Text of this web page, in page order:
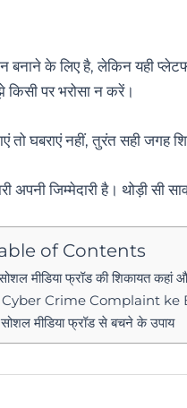
बनाने के लिए है, लेकिन यही
पर भरोसा न करें।
तो घबराएं नहीं, तुरंत सही
अपनी जिम्मेदारी है। थोड़ी
of Contents
मीडिया फ्रॉड की शिकायत
Cyber Crime Complaint ke
सोशल मीडिया फ्रॉड से बचने के उपाय